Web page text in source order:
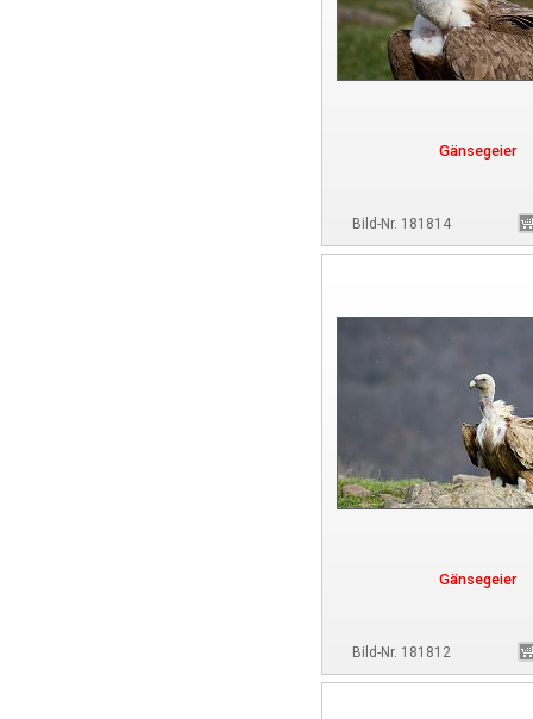
Gänsegeier
Bild-Nr. 181814
Gänsegeier
Bild-Nr. 181812